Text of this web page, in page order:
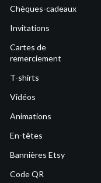
Chèques-cadeaux
Invitations
Cartes de
remerciement
T-shirts
Vidéos
Animations
En-têtes
Bannières Etsy
Code QR